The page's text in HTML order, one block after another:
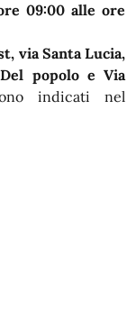
09:00 alle ore
via Santa Lucia,
popolo e Via
indicati nel